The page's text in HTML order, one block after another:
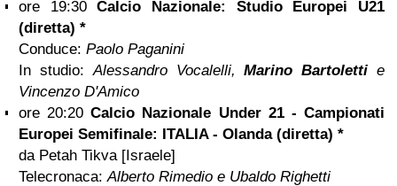
ore 19:30Calcio Nazionale: Studio Europei U21
(diretta) *
Conduce: Paolo Paganini
In studio:Alessandro Vocalelli,Marino Bartoletti e
Vincenzo D'Amico
ore 20:20 Calcio Nazionale Under 21 - Campionati
Europei Semifinale: ITALIA - Olanda (diretta) *
da Petah Tikva [Israele]
Telecronaca:Alberto Rimedio e Ubaldo Righetti